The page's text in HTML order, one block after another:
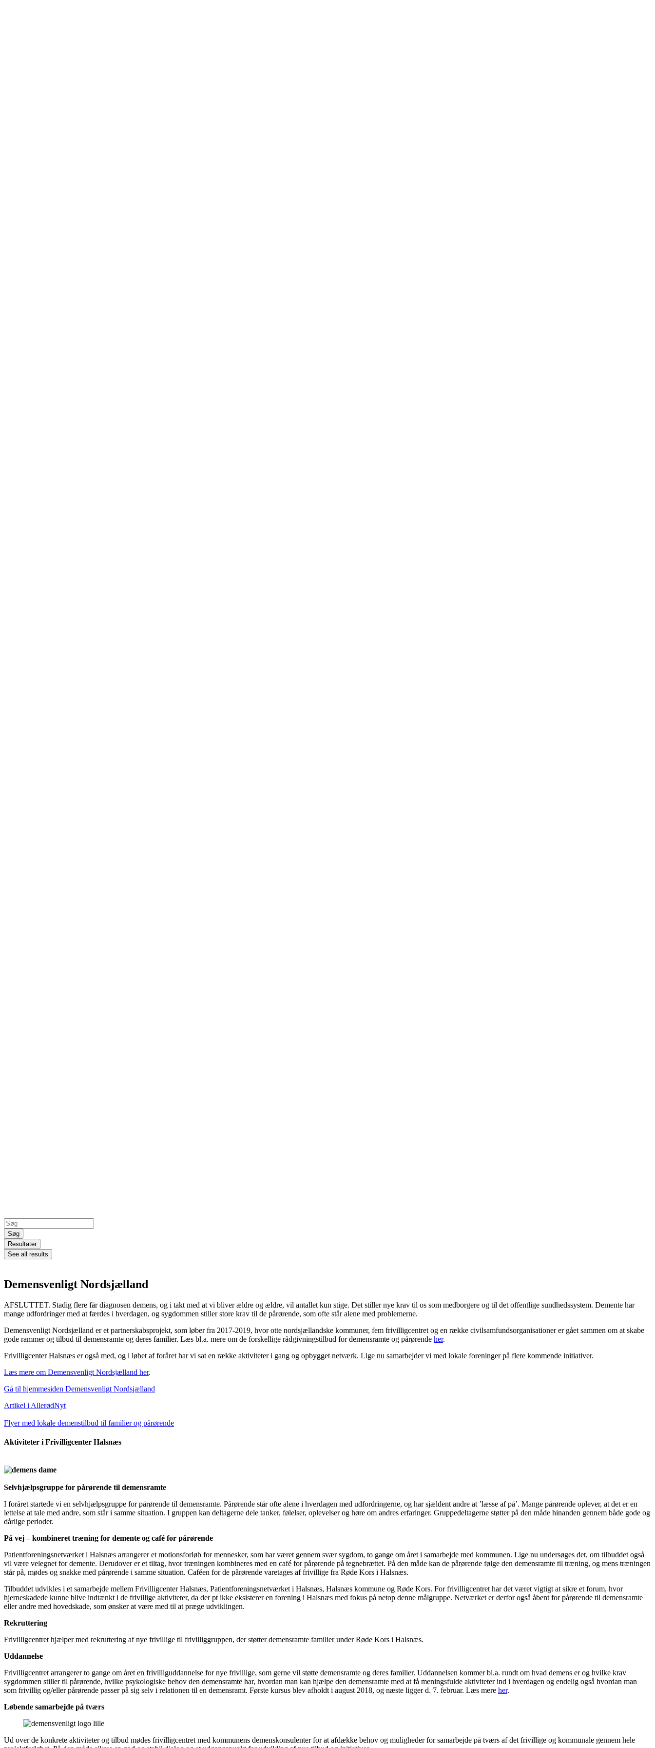
Search
...Søg
Resultater
See all results
Demensvenligt Nordsjælland
AFSLUTTET. Stadig flere får diagnosen demens, og i takt med at vi bliver ældre og ældre, vil antallet kun stige. Det stiller nye krav til os som medborgere og til det offentlige sundhedssystem. Demente har
mange udfordringer med at færdes i hverdagen, og sygdommen stiller store krav til de pårørende, som ofte står alene med problemerne.
Demensvenligt Nordsjælland er et partnerskabsprojekt, som løber fra 2017-2019, hvor otte nordsjællandske kommuner, fem frivilligcentret og en række civilsamfundsorganisationer er gået sammen om at skabe
gode rammer og tilbud til demensramte og deres familier. Læs bl.a. mere om de forskellige rådgivningstilbud for demensramte og pårørende her.
Frivilligcenter Halsnæs er også med, og i løbet af foråret har vi sat en række aktiviteter i gang og opbygget netværk. Lige nu samarbejder vi med lokale foreninger på flere kommende initiativer.
Læs mere om Demensvenligt Nordsjælland her.
Gå til hjemmesiden Demensvenligt Nordsjælland
Artikel i AllerødNyt
Flyer med lokale demenstilbud til familier og pårørende
Aktiviteter i Frivilligcenter Halsnæs
Selvhjælpsgruppe for pårørende til demensramte
I foråret startede vi en selvhjælpsgruppe for pårørende til demensramte. Pårørende står ofte alene i hverdagen med udfordringerne, og har sjældent andre at ’læsse af på’. Mange pårørende oplever, at det er en
lettelse at tale med andre, som står i samme situation. I gruppen kan deltagerne dele tanker, følelser, oplevelser og høre om andres erfaringer. Gruppedeltagerne støtter på den måde hinanden gennem både gode og
dårlige perioder.
På vej – kombineret træning for demente og café for pårørende
Patientforeningsnetværket i Halsnæs arrangerer et motionsforløb for mennesker, som har været gennem svær sygdom, to gange om året i samarbejde med kommunen. Lige nu undersøges det, om tilbuddet også
vil være velegnet for demente. Derudover er et tiltag, hvor træningen kombineres med en café for pårørende på tegnebrættet. På den måde kan de pårørende følge den demensramte til træning, og mens træningen
står på, mødes og snakke med pårørende i samme situation. Caféen for de pårørende varetages af frivillige fra Røde Kors i Halsnæs.
Tilbuddet udvikles i et samarbejde mellem Frivilligcenter Halsnæs, Patientforeningsnetværket i Halsnæs, Halsnæs kommune og Røde Kors. For frivilligcentret har det været vigtigt at sikre et forum, hvor
hjerneskadede kunne blive indtænkt i de frivillige aktiviteter, da der pt ikke eksisterer en forening i Halsnæs med fokus på netop denne målgruppe. Netværket er derfor også åbent for pårørende til demensramte
eller andre med hovedskade, som ønsker at være med til at præge udviklingen.
Rekruttering
Frivilligcentret hjælper med rekruttering af nye frivillige til frivilliggruppen, der støtter demensramte familier under Røde Kors i Halsnæs.
Uddannelse
Frivilligcentret arrangerer to gange om året en frivilliguddannelse for nye frivillige, som gerne vil støtte demensramte og deres familier. Uddannelsen kommer bl.a. rundt om hvad demens er og hvilke krav
sygdommen stiller til pårørende, hvilke psykologiske behov den demensramte har, hvordan man kan hjælpe den demensramte med at få meningsfulde aktiviteter ind i hverdagen og endelig også hvordan man
som frivillig og/eller pårørende passer på sig selv i relationen til en demensramt. Første kursus blev afholdt i august 2018, og næste ligger d. 7. februar. Læs mere her.
Løbende samarbejde på tværs
Ud over de konkrete aktiviteter og tilbud mødes frivilligcentret med kommunens demenskonsulenter for at afdække behov og muligheder for samarbejde på tværs af det frivillige og kommunale gennem hele